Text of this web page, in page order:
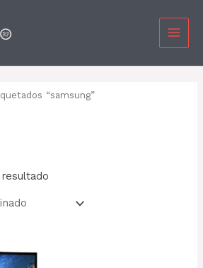
“samsung”